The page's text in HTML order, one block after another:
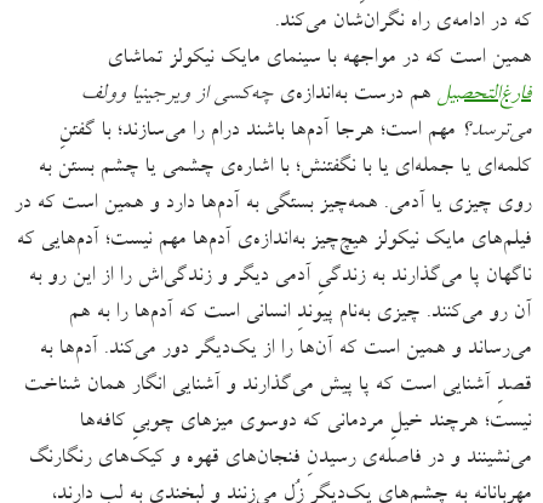
که در ادامه‌ی راه نگران‌شان می‌کند.
همین است که در مواجهه با سینمای مایک نیکولز تماشای
فارغ‌التحصیل هم درست به‌اندازه‌یچه‌کسی از ویرجینیا وولف
می‌ترسد؟ مهم است؛ هرجا آدم‌ها باشند درام را می‌سازند؛ با گفتنِ
کلمه‌ای یا جمله‌ای یا با نگفتنش؛ با اشاره‌ی چشمی یا چشم بستن به
روی چیزی یا آدمی. همه‌چیز بستگی به آدم‌ها دارد و همین است که در
فیلم‌های مایک نیکولز هیچ‌چیز به‌اندازه‌ی آدم‌ها مهم نیست؛ آدم‌هایی که
ناگهان پا می‌گذارند به زندگیِ آدمی دیگر و زندگی‌اش را از این رو به
آن‌ رو می‌‌کنند. چیزی به‌نام پیوندِ انسانی‌ است که آدم‌ها را به هم
می‌رساند و همین است که آن‌ها را از یک‌دیگر دور می‌کند. آدم‌ها به
قصدِ آشنایی است که پا پیش می‌گذارند و آشنایی انگار همان شناخت
نیست؛ هرچند خیلِ مردمانی که دوسوی میزهای چوبیِ کافه‌ها
می‌نشینند و در فاصله‌ی رسیدنِ فنجان‌های قهوه و کیک‌های رنگارنگ
مهربانانه به چشم‌های یک‌دیگر زُل می‌زنند و لبخندی به لب دارند،